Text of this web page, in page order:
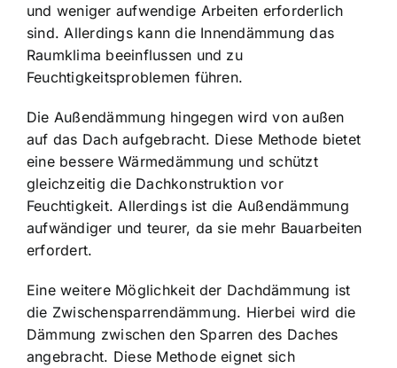
und weniger aufwendige Arbeiten erforderlich
sind. Allerdings kann die Innendämmung das
Raumklima beeinflussen und zu
Feuchtigkeitsproblemen führen.
Die Außendämmung hingegen wird von außen
auf das Dach aufgebracht. Diese Methode bietet
eine bessere Wärmedämmung und schützt
gleichzeitig die Dachkonstruktion vor
Feuchtigkeit. Allerdings ist die Außendämmung
aufwändiger und teurer, da sie mehr Bauarbeiten
erfordert.
Eine weitere Möglichkeit der Dachdämmung ist
die Zwischensparrendämmung. Hierbei wird die
Dämmung zwischen den Sparren des Daches
angebracht. Diese Methode eignet sich